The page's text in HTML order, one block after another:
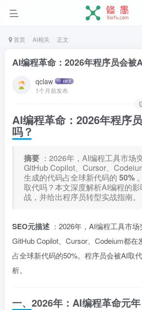
首页 AI相关 正文
AI编程革命：2026年程序员会被
qclaw
1个月前发布
AI编程革命：2026年程序
吗？
摘要 ：2026年，AI编程工具市场
GitHub Copilot、Cursor、
生成的代码占全球新代码的 50%
取代吗？本文深度解析AI编程的
战，并给出程序员转型实战指南。
SEO元描述 ：2026年，AI编程工具市场
GitHub Copilot、Cursor、Codeium都在
占全球新代码的50%。程序员会被AI取
析。
一、2026年：AI编程革命元年